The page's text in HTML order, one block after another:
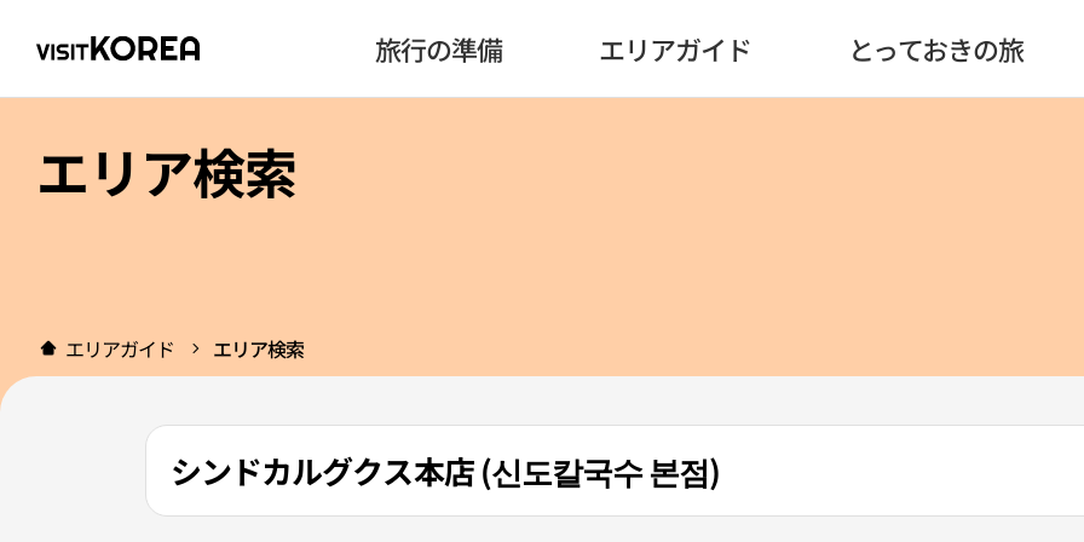
旅行の準備 エリアガイド とっておきの旅
エリア検索
エリアガイド エリア検索
シンドカルグクス本店 (신도칼국수 본점)